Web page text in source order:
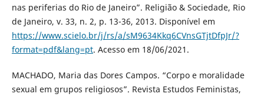
nas periferias do Rio de Janeiro”. Religião & Sociedade, Rio
de Janeiro, v. 33, n. 2, p. 13-36, 2013. Disponível em
https://www.scielo.br/j/rs/a/sM9634Kkq6CVnsGTjtDfpJr/?
format=pdf&lang=pt. Acesso em 18/06/2021.
MACHADO, Maria das Dores Campos. “Corpo e moralidade
sexual em grupos religiosos”. Revista Estudos Feministas,